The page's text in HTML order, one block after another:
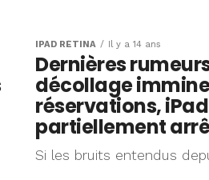
IPAD RÉTINA Il y a 14 ans
Dernières
décollage
réservations,
partiellement
Si les bruits entendus